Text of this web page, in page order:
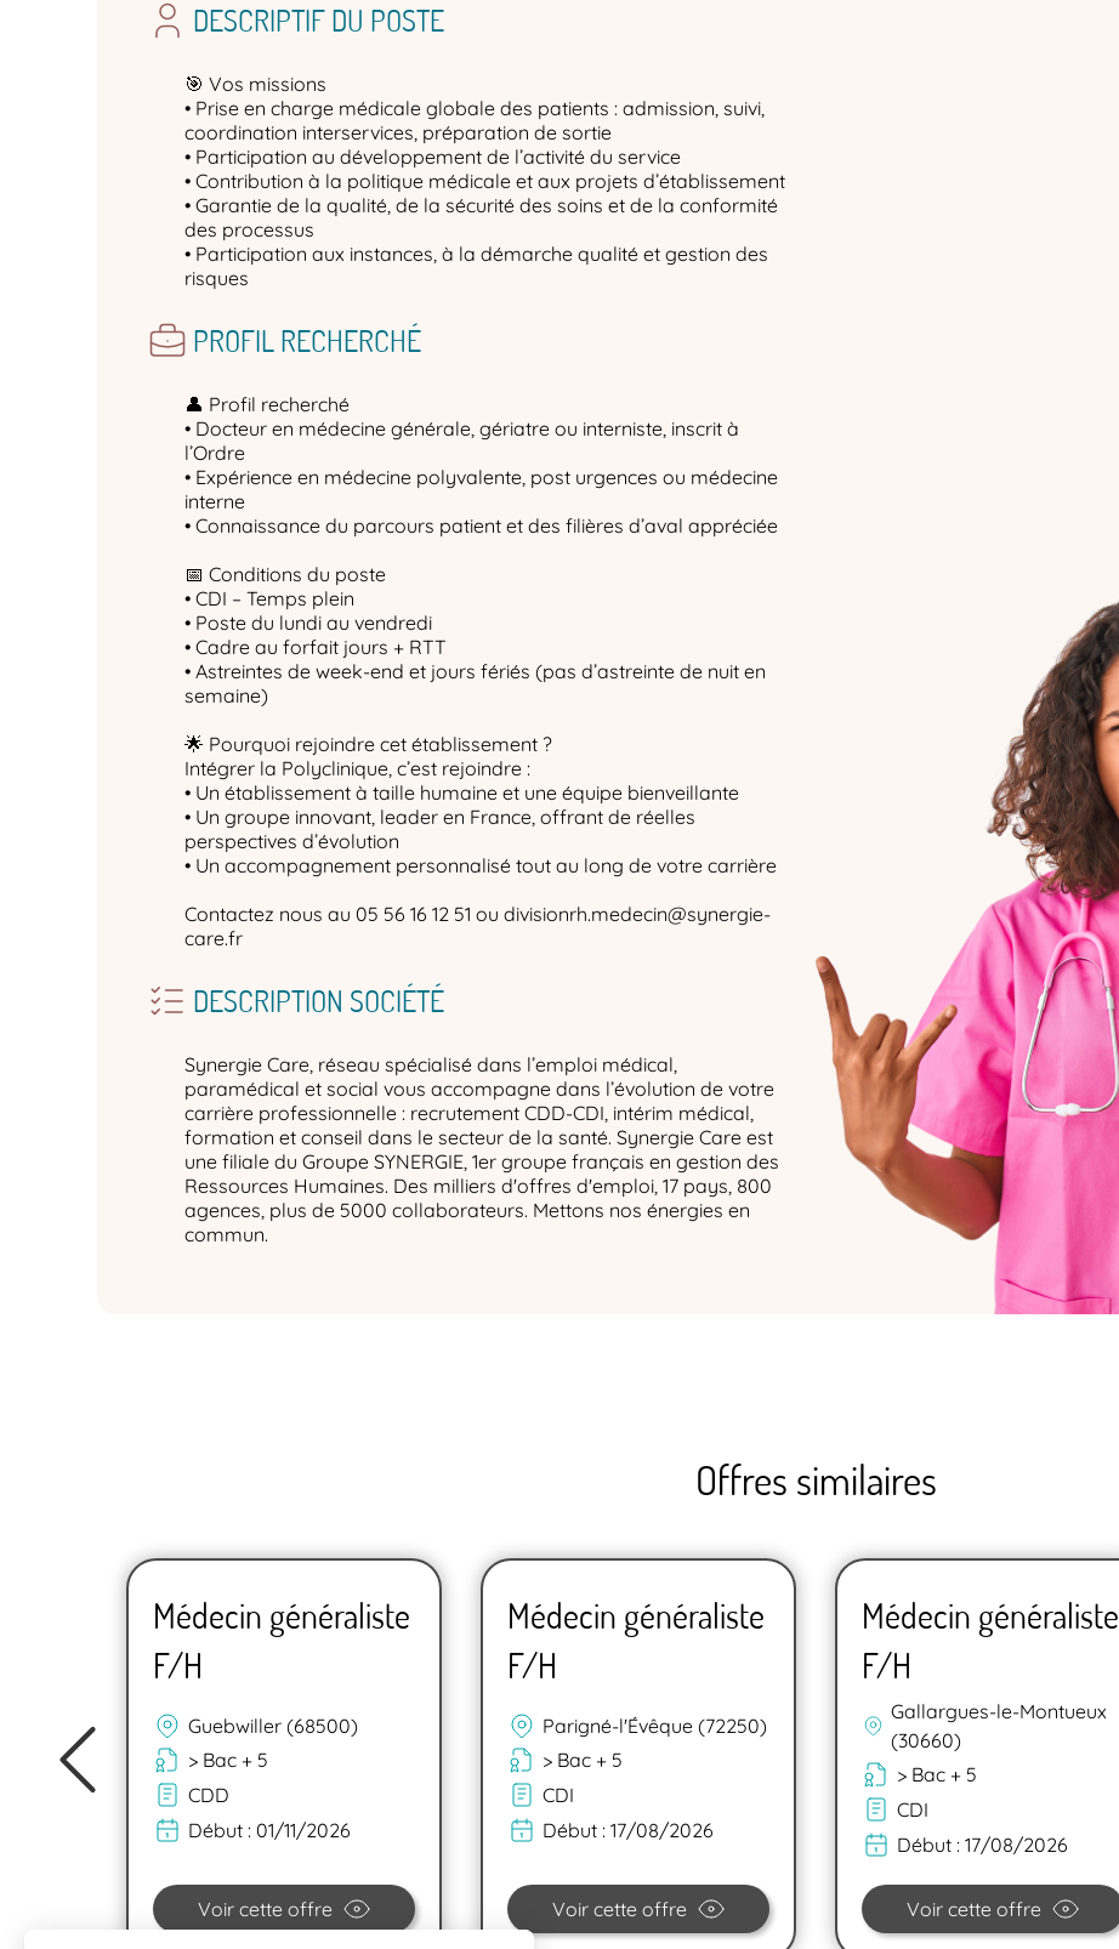
DESCRIPTIF DU POSTE
🎯 Vos missions
• Prise en charge médicale globale des patients : admission, suivi,
coordination interservices, préparation de sortie
• Participation au développement de l’activité du service
• Contribution à la politique médicale et aux projets d’établissement
• Garantie de la qualité, de la sécurité des soins et de la conformité
des processus
• Participation aux instances, à la démarche qualité et gestion des
risques
PROFIL RECHERCHÉ
👤 Profil recherché
• Docteur en médecine générale, gériatre ou interniste, inscrit à
l’Ordre
• Expérience en médecine polyvalente, post urgences ou médecine
interne
• Connaissance du parcours patient et des filières d’aval appréciée
📅 Conditions du poste
• CDI – Temps plein
• Poste du lundi au vendredi
• Cadre au forfait jours + RTT
• Astreintes de week-end et jours fériés (pas d’astreinte de nuit en
semaine)
🌟 Pourquoi rejoindre cet établissement ?
Intégrer la Polyclinique, c’est rejoindre :
• Un établissement à taille humaine et une équipe bienveillante
• Un groupe innovant, leader en France, offrant de réelles
perspectives d’évolution
• Un accompagnement personnalisé tout au long de votre carrière
Contactez nous au 05 56 16 12 51 ou divisionrh.medecin@synergie-
care.fr
DESCRIPTION SOCIÉTÉ
Synergie Care, réseau spécialisé dans l’emploi médical,
paramédical et social vous accompagne dans l’évolution de votre
carrière professionnelle : recrutement CDD-CDI, intérim médical,
formation et conseil dans le secteur de la santé. Synergie Care est
une filiale du Groupe SYNERGIE, 1er groupe français en gestion des
Ressources Humaines. Des milliers d'offres d'emploi, 17 pays, 800
agences, plus de 5000 collaborateurs. Mettons nos énergies en
commun.
Offres similaires
Médecin généraliste
F/H
Guebwiller (68500)
> Bac + 5
CDD
Début : 01/11/2026
Voir cette offre
Médecin généraliste
F/H
Parigné-l'Évêque (72250)
> Bac + 5
CDI
Début : 17/08/2026
Voir cette offre
Médecin généraliste
F/H
Gallargues-le-Montueux
(30660)
> Bac + 5
CDI
Début : 17/08/2026
Voir cette offre